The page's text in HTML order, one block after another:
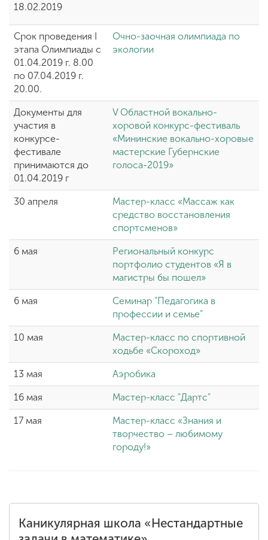
18.02.2019
Срок проведения I
этапа Олимпиады с
01.04.2019 г. 8.00
по 07.04.2019 г.
20.00.
Очно-заочная олимпиада по
экологии
Документы для
участия в
конкурсе-
фестивале
принимаются до
01.04.2019 г
V Областной вокально-
хоровой конкурс-фестиваль
«Мининские вокально-хоровые
мастерские Губернские
голоса-2019»
30 апреля
Мастер-класс «Массаж как
средство восстановления
спортсменов»
6 мая
Региональный конкурс
портфолио студентов «Я в
магистры бы пошел»
6 мая
Семинар "Педагогика в
профессии и семье"
10 мая
Мастер-класс по спортивной
ходьбе «Скороход»
13 мая Аэробика
16 мая Мастер-класс "Дартс"
17 мая
Мастер-класс «Знания и
творчество – любимому
городу!»
Каникулярная школа «Нестандартные